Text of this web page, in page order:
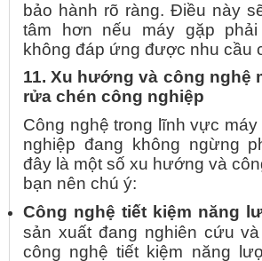
bảo hành rõ ràng. Điều này
tâm hơn nếu máy gặp
không đáp ứng được nhu cầu
11. Xu hướng và công nghệ
rửa chén công nghiệp
Công nghệ trong lĩnh vực
nghiệp đang không ngừng
đây là một số xu hướng và
bạn nên chú ý:
Công nghệ tiết kiệm năng
sản xuất đang nghiên cứu
công nghệ tiết kiệm năng